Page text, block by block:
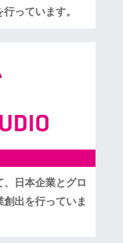
っています。
日本企業とグロ
出を行っていま